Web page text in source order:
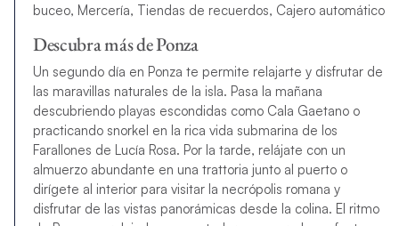
buceo, Mercería, Tiendas de recuerdos, Cajero automático
Descubra más de Ponza
Un segundo día en Ponza te permite relajarte y disfrutar de
las maravillas naturales de la isla. Pasa la mañana
descubriendo playas escondidas como Cala Gaetano o
practicando snorkel en la rica vida submarina de los
Farallones de Lucía Rosa. Por la tarde, relájate con un
almuerzo abundante en una trattoria junto al puerto o
dirígete al interior para visitar la necrópolis romana y
disfrutar de las vistas panorámicas desde la colina. El ritmo